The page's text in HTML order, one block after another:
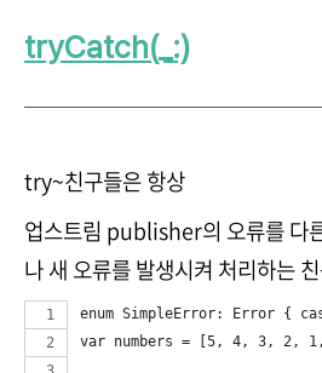
tryCatch(_:)
try~친구들은 항상
업스트림 publisher의 오류를 다
나 새 오류를 발생시켜 처리하는
enum SimpleError: Error {
var numbers = [5, 4, 3, 2,